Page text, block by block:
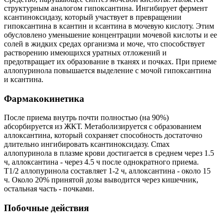
структурным аналогом гипоксантина. Ингибирует фермент
ксантиноксидазу, который участвует в превращении
гипоксантина в ксантин и ксантина в мочевую кислоту. Этим
обусловлено уменьшение концентрации мочевой кислоты и ее
солей в жидких средах организма и моче, что способствует
растворению имеющихся уратных отложений и
предотвращает их образование в тканях и почках. При приеме
аллопуринола повышается выделение с мочой гипоксантина
и ксантина.
Фармакокинетика
После приема внутрь почти полностью (на 90%)
абсорбируется из ЖКТ. Метаболизируется с образованием
аллоксантина, который сохраняет способность достаточно
длительно ингибировать ксантиноксидазу. Cmax
аллопуринола в плазме крови достигается в среднем через 1.5
ч, аллоксантина - через 4.5 ч после однократного приема.
T1/2 аллопуринола составляет 1-2 ч, аллоксантина - около 15
ч. Около 20% принятой дозы выводится через кишечник,
остальная часть - почками.
Побочные действия